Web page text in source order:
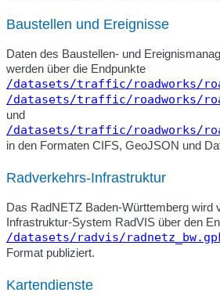
Baustellen und Ereignisse
Daten des Baustellen- und
werden über die Endpunkte
/datasets/traffic/roadworks/
/datasets/traffic/roadworks/
und
/datasets/traffic/roadworks/
in den Formaten CIFS, GeoJSON und
Radverkehrs-Infrastruktur
Das RadNETZ Baden-Württemberg wird
Infrastruktur-System RadVIS über den
/datasets/radvis/
Format publiziert.
Kartendienste